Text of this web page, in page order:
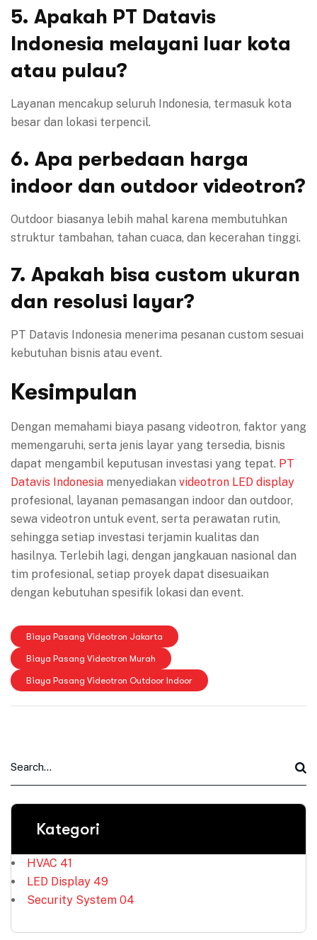
5. Apakah PT Datavis
Indonesia melayani luar kota
atau pulau?
Layanan mencakup seluruh Indonesia, termasuk kota
besar dan lokasi terpencil.
6. Apa perbedaan harga
indoor dan outdoor videotron?
Outdoor biasanya lebih mahal karena membutuhkan
struktur tambahan, tahan cuaca, dan kecerahan tinggi.
7. Apakah bisa custom ukuran
dan resolusi layar?
PT Datavis Indonesia menerima pesanan custom sesuai
kebutuhan bisnis atau event.
Kesimpulan
Dengan memahami biaya pasang videotron, faktor yang
memengaruhi, serta jenis layar yang tersedia, bisnis
dapat mengambil keputusan investasi yang tepat. PT
Datavis Indonesia menyediakan videotron LED display
profesional, layanan pemasangan indoor dan outdoor,
sewa videotron untuk event, serta perawatan rutin,
sehingga setiap investasi terjamin kualitas dan
hasilnya. Terlebih lagi, dengan jangkauan nasional dan
tim profesional, setiap proyek dapat disesuaikan
dengan kebutuhan spesifik lokasi dan event.
Biaya Pasang Videotron Jakarta
Biaya Pasang Videotron Murah
Biaya Pasang Videotron Outdoor Indoor
Kategori
HVAC 41
LED Display 49
Security System 04